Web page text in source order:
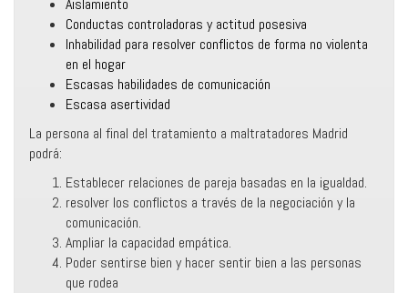
Aislamiento
Conductas controladoras y actitud posesiva
Inhabilidad para resolver conflictos de forma no violenta
en el hogar
Escasas habilidades de comunicación
Escasa asertividad
La persona al final del tratamiento a maltratadores Madrid
podrá:
Establecer relaciones de pareja basadas en la igualdad.
resolver los conflictos a través de la negociación y la
comunicación.
Ampliar la capacidad empática.
Poder sentirse bien y hacer sentir bien a las personas
que rodea